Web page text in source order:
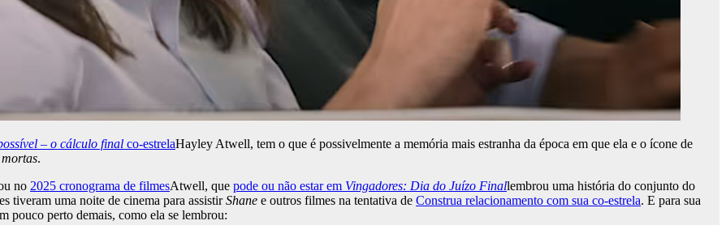
– o cálculo final co-estrelaHayley Atwell, tem o que é possivelmente a memória mais estranha da época em que ela e o ícone de
.
no 2025 cronograma de filmesAtwell, que pode ou não estar em Vingadores: Dia do Juízo Finallembrou uma história do conjunto do
tiveram uma noite de cinema para assistirShane e outros filmes na tentativa de Construa relacionamento com sua co-estrela. E para sua
pouco perto demais, como ela se lembrou: